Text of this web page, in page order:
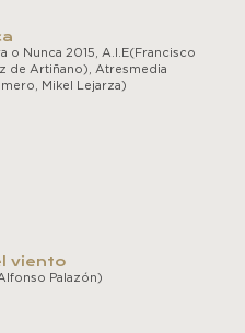
o Nunca 2015, A.I.E(Francisco
de Artiñano), Atresmedia
Mikel Lejarza)
viento
Palazón)